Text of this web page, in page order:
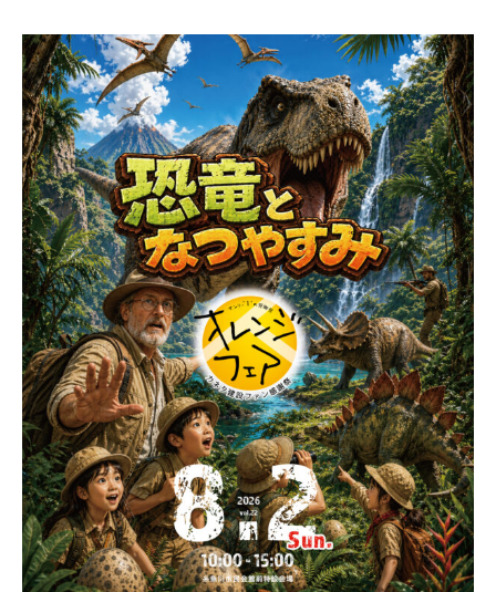
モデルハウス
上越スタジオ
スタッフ紹介
ブログ
オレンジフェア
各種事業
採用情報
協力会社の皆様へ
住まいのなんでも相談